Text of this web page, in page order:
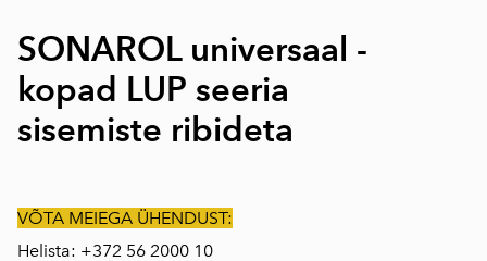
SONAROL universaal -
kopad LUP seeria
sisemiste ribideta
VÕTA MEIEGA ÜHENDUST:
Helista: +372 56 2000 10